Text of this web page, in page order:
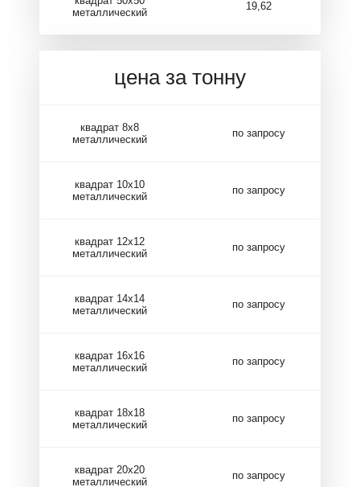
металлический
19,62
цена за тонну
квадрат 8х8
металлический
по запросу
квадрат 10х10
металлический
по запросу
квадрат 12х12
металлический
по запросу
квадрат 14х14
металлический
по запросу
квадрат 16х16
металлический
по запросу
квадрат 18х18
металлический
по запросу
квадрат 20х20
металлический
по запросу